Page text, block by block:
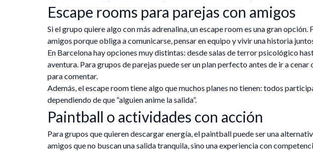
Escape rooms para parejas con amigos
Si el grupo quiere algo con más adrenalina, un escape room es una gran
amigos porque obliga a comunicarse, pensar en equipo y vivir una historia
En Barcelona hay opciones muy distintas: desde salas de terror psicológico
aventura. Para grupos de parejas puede ser un plan perfecto antes de ir a
para comentar.
Además, el escape room tiene algo que muchos planes no tienen: todos
dependiendo de que “alguien anime la salida”.
Paintball o actividades con acción
Para grupos que quieren descargar energía, el paintball puede ser una
amigos que no buscan una salida tranquila, sino una experiencia con